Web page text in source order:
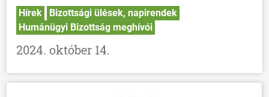
Hírek
Bizottsági ülések, napirendek
Humánügyi Bizottság meghívói
2024. október 14.